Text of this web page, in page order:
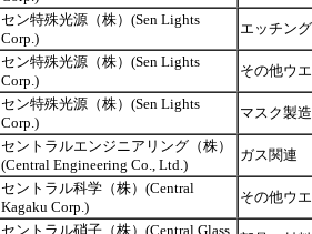
セン特殊光源（株）(Sen Lights
Corp.)
エッチン
セン特殊光源（株）(Sen Lights
Corp.)
その他ウ
セン特殊光源（株）(Sen Lights
Corp.)
マスク製
セントラルエンジニアリング（株）
(Central Engineering Co., Ltd.)
ガス関連
セントラル科学（株）(Central
Kagaku Corp.)
その他ウ
セントラル硝子（株）(Central Glass